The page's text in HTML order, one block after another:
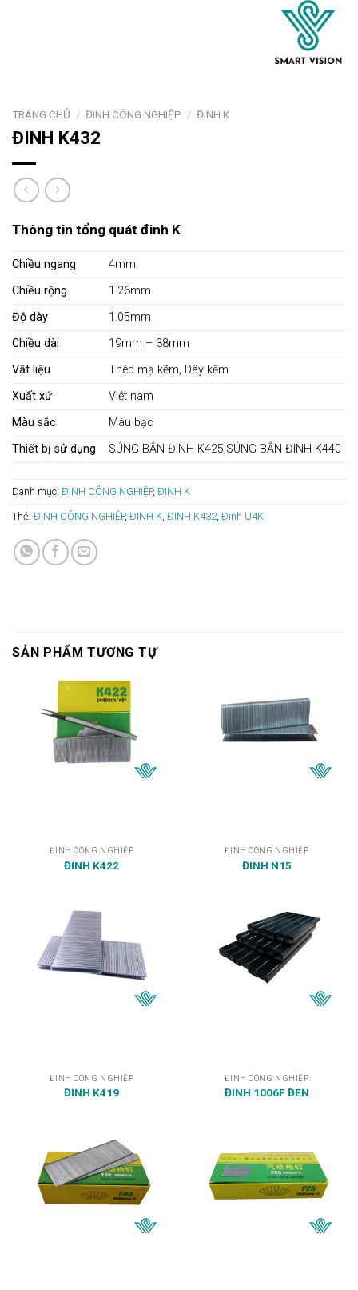
TRANG CHỦ / ĐINH CÔNG NGHIỆP / ĐINH K
ĐINH K432
Thông tin tổng quát đinh K
Chiều ngang
4mm
Chiều rộng
1.26mm
Độ dày
1.05mm
Chiều dài
19mm – 38mm
Vật liệu
Thép mạ kẽm, Dây kẽm
Xuất xứ
Việt nam
Màu sắc
Màu bạc
Thiết bị sử dụng
SÚNG BẮN ĐINH K425,SÚNG BẮN ĐINH K440
Danh mục: ĐINH CÔNG NGHIỆP, ĐINH K
Thẻ: ĐINH CÔNG NGHIỆP, ĐINH K, ĐINH K432, Đinh U4K
SẢN PHẨM TƯƠNG TỰ
ĐINH CÔNG NGHIỆP
ĐINH K422
ĐINH CÔNG NGHIỆP
ĐINH N15
ĐINH CÔNG NGHIỆP
ĐINH K419
ĐINH CÔNG NGHIỆP
ĐINH 1006F ĐEN